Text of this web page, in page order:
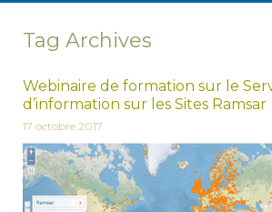
Tag Archives
Webinaire de formation sur le
d’information sur les Sites Ramsar
17 octobre 2017